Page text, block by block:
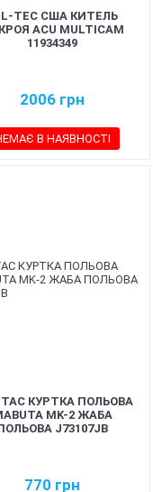
TEC США КИТЕЛЬ
ACU MULTICAM
11934349
2006 грн
В НАЯВНОСТІ
TAC КУРТКА ПОЛЬОВА
MK-2 ЖАБА
J73107JB
770 грн